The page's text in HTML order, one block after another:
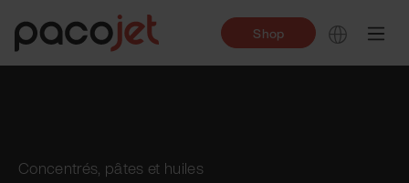
Shop
Concentrés, pâtes et huiles